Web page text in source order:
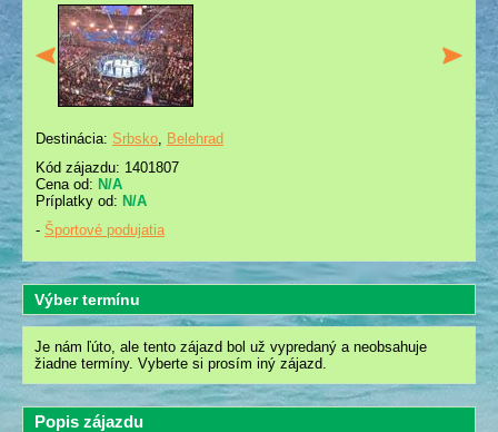
Destinácia: Srbsko Belehrad
Kód zájazdu: 1401807
Cena od: N/A
Príplatky od: N/A
- Športové podujatia
Výber termínu
Je nám ľúto, ale tento zájazd bol už vypredaný a neobsahuje
žiadne termíny. Vyberte si prosím iný zájazd.
Popis zájazdu